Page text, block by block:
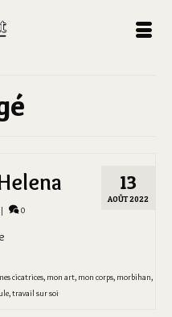
13
AOÛT 2022
| 0
cicatrices, mon art, mon corps, morbihan,
,travail sur soi